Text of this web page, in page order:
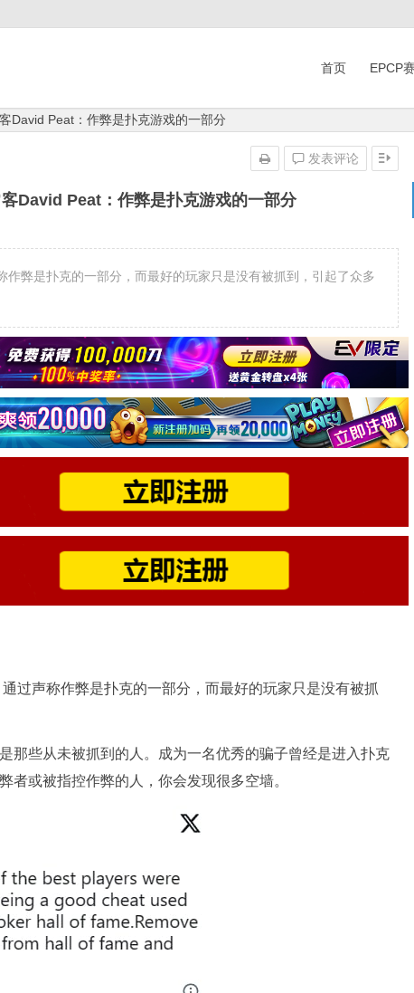
首页 EPCP
David Peat：作弊是扑克游戏的一部分
客David Peat：作弊是扑克游戏的一部分
发表评论
弊是扑克的一部分，而最好的玩家只是没有被抓到，引起了众多
过声称作弊是扑克的一部分，而最好的玩家只是没有被抓
那些从未被抓到的人。成为一名优秀的骗子曾经是进入扑克
者或被指控作弊的人，你会发现很多空墙。